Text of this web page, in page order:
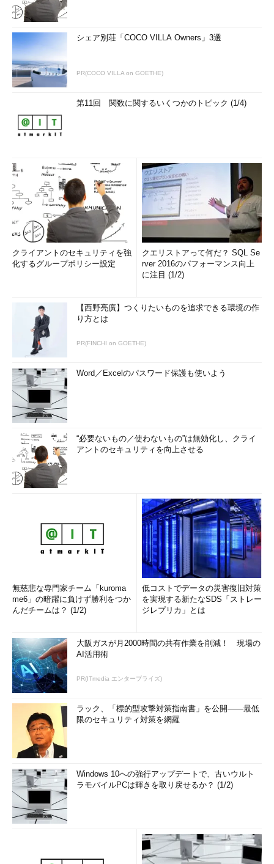
シェア別荘「COCO VILLA Owners」3選
PR(COCO VILLA on GOETHE)
第11回 関数に関するいくつかのトピック (1/4)
クライアントのセキュリティを強
化するグループポリシー設定
クエリストアって何だ？ SQL Se
rver 2016のパフォーマンス向上
に注目 (1/2)
【西野亮廣】つくりたいものを追求できる環境の作
り方とは
PR(FINCHI on GOETHE)
Word／Excelのパスワード保護も使いよう
“必要ないもの／使わないもの”は無効化し、クライ
アントのセキュリティを向上させる
無慈悲な専門家チーム「kuroma
me6」の暗躍に負けず勝利をつか
んだチームは？ (1/2)
低コストでデータの災害復旧対策
を実現する新たなSDS「ストレー
ジレプリカ」とは
大阪ガスが月2000時間の共有作業を削減！ 現場の
AI活用術
PR(ITmedia エンタープライズ)
ラック、「標的型攻撃対策指南書」を公開――最低
限のセキュリティ対策を網羅
Windows 10への強行アップデートで、古いウルト
ラモバイルPCは輝きを取り戻せるか？ (1/2)